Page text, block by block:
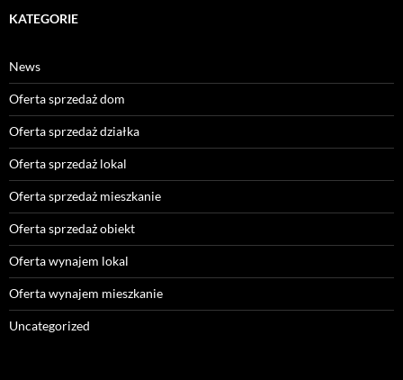
KATEGORIE
News
Oferta sprzedaż dom
Oferta sprzedaż działka
Oferta sprzedaż lokal
Oferta sprzedaż mieszkanie
Oferta sprzedaż obiekt
Oferta wynajem lokal
Oferta wynajem mieszkanie
Uncategorized